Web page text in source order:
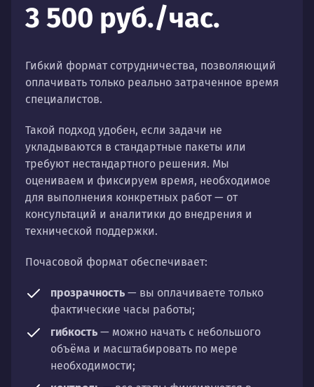
3 500 руб./час.
Гибкий формат сотрудничества, позволяющий
оплачивать только реально затраченное время
специалистов.
Такой подход удобен, если задачи не
укладываются в стандартные пакеты или
требуют нестандартного решения. Мы
оцениваем и фиксируем время, необходимое
для выполнения конкретных работ — от
консультаций и аналитики до внедрения и
технической поддержки.
Почасовой формат обеспечивает:
прозрачность — вы оплачиваете только
фактические часы работы;
гибкость — можно начать с небольшого
объёма и масштабировать по мере
необходимости;